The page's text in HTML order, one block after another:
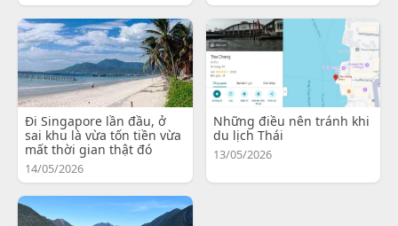
Đi Singapore lần đầu, ở
sai khu là vừa tốn tiền vừa
mất thời gian thật đó
14/05/2026
Những điều nên tránh khi
du lịch Thái
13/05/2026